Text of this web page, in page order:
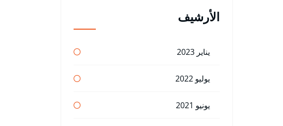
الأرشيف
يناير 2023
يوليو 2022
يونيو 2021